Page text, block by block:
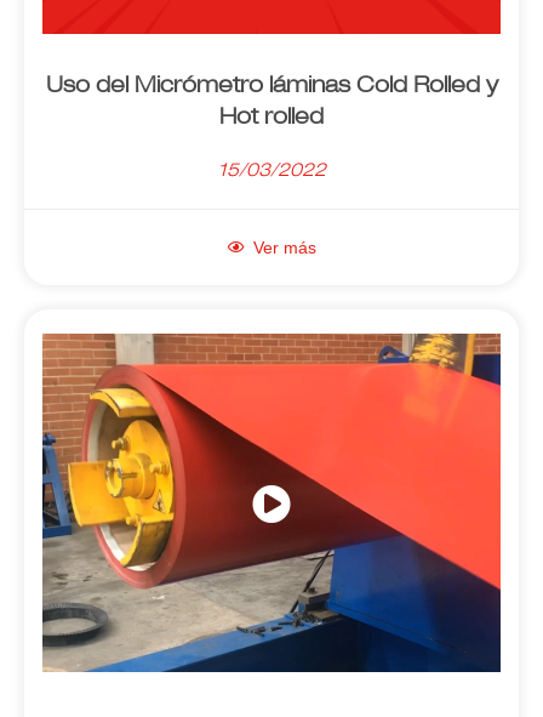
Uso del Micrómetro láminas Cold Rolled y
Hot rolled
15/03/2022
Ver más